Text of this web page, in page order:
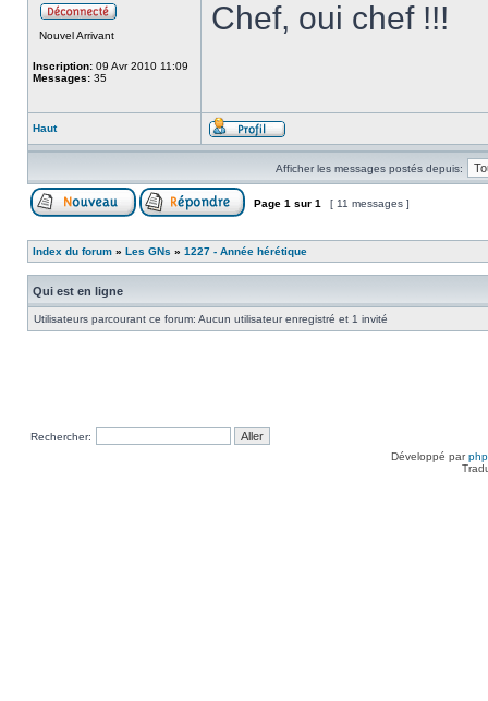
Nouvel Arrivant
Inscription: 09 Avr 2010 11:09
Messages: 35
Chef, oui chef !!!
Haut
Afficher les messages postés depuis:
Page 1 sur 1 [ 11 messages ]
Index du forum » Les GNs » 1227 - Année hérétique
Qui est en ligne
Utilisateurs parcourant ce forum: Aucun utilisateur enregistré et 1 invité
Rechercher:
Développé par